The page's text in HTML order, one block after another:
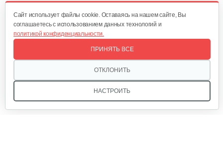
5 825 руб Смотреть
Снегоуборщик Champion ST656BS
3 883 руб
Cайт использует файлы cookie. Оставаясь на нашем сайте, Вы
соглашаетесь с использованием данных технологий и
политикой конфиденциальности.
НАСТРОИТЬ
ОТКЛОНИТЬ
ПРИНЯТЬ ВСЕ